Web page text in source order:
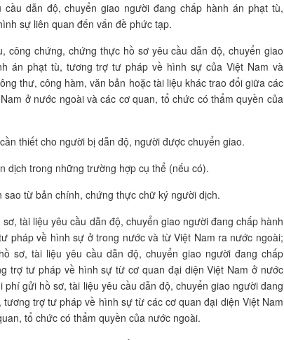
dẫn độ, chuyển giao người đang chấp hành án phạt tù,
sự liên quan đến vấn đề phức tạp.
công chứng, chứng thực hồ sơ yêu cầu dẫn độ, chuyển giao
án phạt tù, tương trợ tư pháp về hình sự của Việt Nam và
thư, công hàm, văn bản hoặc tài liệu khác trao đổi giữa các
ở nước ngoài và các cơ quan, tổ chức có thẩm quyền của
thiết cho người bị dẫn độ, người được chuyển giao.
dịch trong những trường hợp cụ thể (nếu có).
sao từ bản chính, chứng thực chữ ký người dịch.
tài liệu yêu cầu dẫn độ, chuyển giao người đang chấp hành
pháp về hình sự ở trong nước và từ Việt Nam ra nước ngoài;
sơ, tài liệu yêu cầu dẫn độ, chuyển giao người đang chấp
trợ tư pháp về hình sự từ cơ quan đại diện Việt Nam ở nước
phí gửi hồ sơ, tài liệu yêu cầu dẫn độ, chuyển giao người đang
trợ tư pháp về hình sự từ các cơ quan đại diện Việt Nam
tổ chức có thẩm quyền của nước ngoài.